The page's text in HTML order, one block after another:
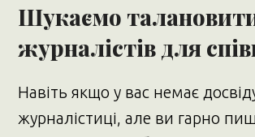
Шукаємо
журналістів для
Навіть якщо у вас немає
журналістиці, але ви гарно